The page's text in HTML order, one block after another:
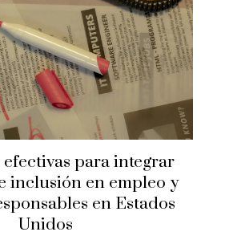
efectivas para integrar
inclusión en empleo y
en Estados
Unidos